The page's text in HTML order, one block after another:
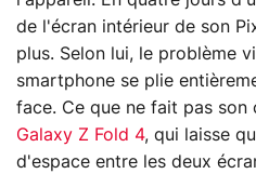
de l'écran intérieur de son
plus. Selon lui, le problème
smartphone se plie
face. Ce que ne fait pas son
Galaxy Z Fold 4, qui laisse
d'espace entre les deux